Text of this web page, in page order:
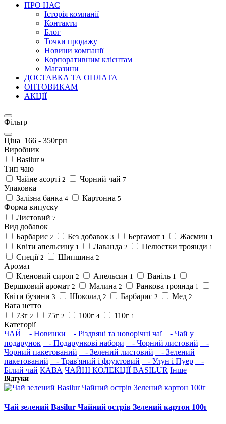
ПРО НАС
Історія компанії
Контакти
Блог
Точки продажу
Новини компанії
Корпоративним клієнтам
Магазини
ДОСТАВКА ТА ОПЛАТА
ОПТОВИКАМ
АКЦІЇ
Фільтр
Ціна 166 - 350грн
Виробник
Basilur 9
Тип чаю
Чайне асорті 2 Чорний чай 7
Упаковка
Залізна банка 4 Картонна 5
Форма випуску
Листовий 7
Вид добавок
Барбарис 2 Без добавок 3 Бергамот 1 Жасмин 1
Квіти апельсину 1 Лаванда 2 Пелюстки троянди 1
Спеції 2 Шипшина 2
Аромат
Кленовий сироп 2 Апельсин 1 Ваніль 1
Вершковий аромат 2 Малина 2 Ранкова троянда 1
Квіти бузини 3 Шоколад 2 Барбарис 2 Мед 2
Вага нетто
73г 2 75г 2 100г 4 110г 1
Категорії
ЧАЙ
- Новинки - Різдвяні та новорічні чаї
- Чай у
подарунок
- Подарункові набори - Чорний листовий
-
Чорний пакетований
- Зелений листовий
- Зелений
пакетований
- Трав'яний і фруктовий - Улун і Пуер
-
Білий чай КАВА ЧАЙНІ КОЛЕКЦІЇ BASILUR Інше
Відгуки
Чай зелений Basilur Чайний острів Зелений картон 100г